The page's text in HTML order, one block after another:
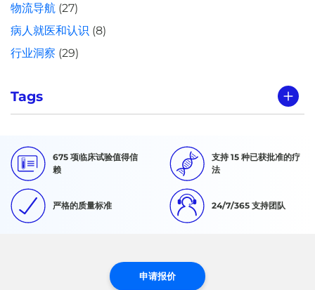
物流导航 (27)
病人就医和认识 (8)
行业洞察 (29)
Tags
675 项临床试验值得信
赖
支持 15 种已获批准的疗
法
严格的质量标准 24/7/365 支持团队
申请报价